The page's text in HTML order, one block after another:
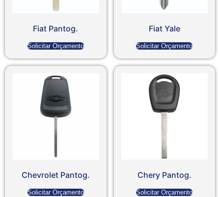
Fiat Pantog.
Solicitar Orçamento
Fiat Yale
Solicitar Orçamento
Chevrolet Pantog.
Solicitar Orçamento
Chery Pantog.
Solicitar Orçamento